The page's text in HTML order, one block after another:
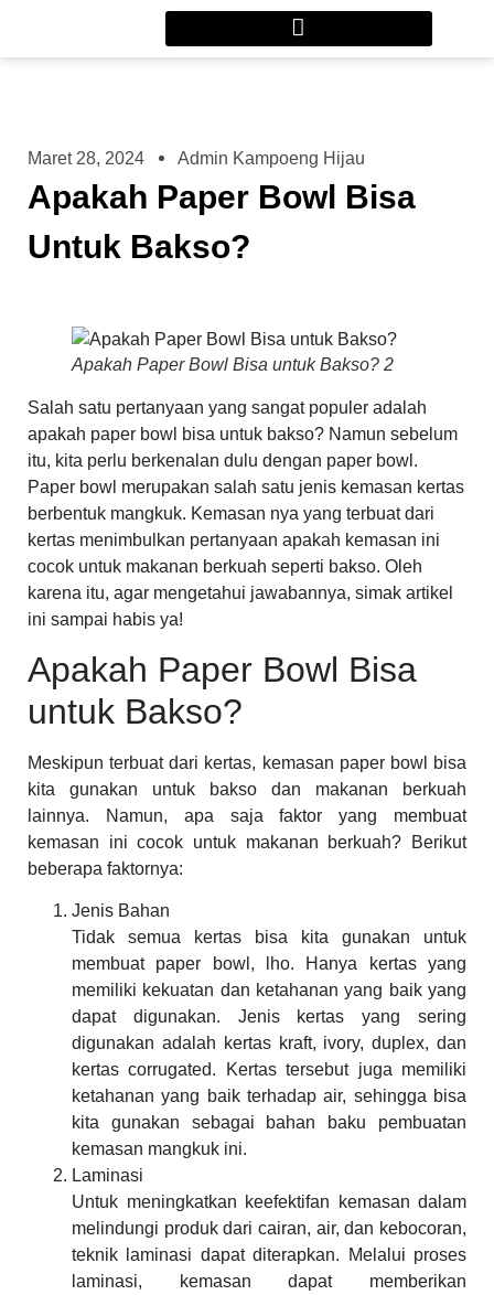
Maret 28, 2024 Admin Kampoeng Hijau
Apakah Paper Bowl Bisa
Untuk Bakso?
Apakah Paper Bowl Bisa untuk Bakso? 2
Salah satu pertanyaan yang sangat populer adalah
apakah paper bowl bisa untuk bakso? Namun sebelum
itu, kita perlu berkenalan dulu dengan paper bowl.
Paper bowl merupakan salah satu jenis kemasan kertas
berbentuk mangkuk. Kemasan nya yang terbuat dari
kertas menimbulkan pertanyaan apakah kemasan ini
cocok untuk makanan berkuah seperti bakso. Oleh
karena itu, agar mengetahui jawabannya, simak artikel
ini sampai habis ya!
Apakah Paper Bowl Bisa
untuk Bakso?
Meskipun terbuat dari kertas, kemasan paper bowl bisa
kita gunakan untuk bakso dan makanan berkuah
lainnya. Namun, apa saja faktor yang membuat
kemasan ini cocok untuk makanan berkuah? Berikut
beberapa faktornya:
Jenis Bahan
Tidak semua kertas bisa kita gunakan untuk
membuat paper bowl, lho. Hanya kertas yang
memiliki kekuatan dan ketahanan yang baik yang
dapat digunakan. Jenis kertas yang sering
digunakan adalah kertas kraft, ivory, duplex, dan
kertas corrugated. Kertas tersebut juga memiliki
ketahanan yang baik terhadap air, sehingga bisa
kita gunakan sebagai bahan baku pembuatan
kemasan mangkuk ini.
Laminasi
Untuk meningkatkan keefektifan kemasan dalam
melindungi produk dari cairan, air, dan kebocoran,
teknik laminasi dapat diterapkan. Melalui proses
laminasi, kemasan dapat memberikan